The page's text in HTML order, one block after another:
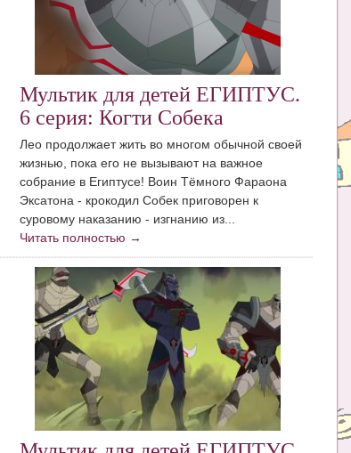
Мультик для детей ЕГИПТУС.
6 серия: Когти Собека
Лео продолжает жить во многом обычной своей
жизнью, пока его не вызывают на важное
собрание в Египтусе! Воин Тёмного Фараона
Эксатона - крокодил Собек приговорен к
суровому наказанию - изгнанию из...
Читать полностью →